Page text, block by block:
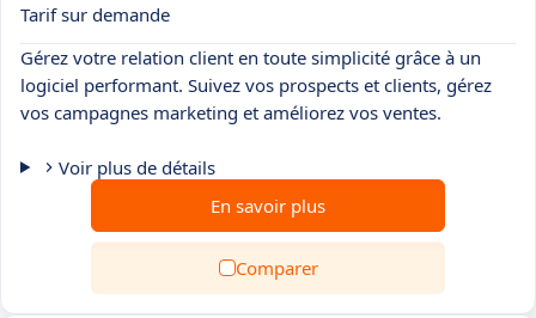
Tarif sur demande
Gérez votre relation client en toute simplicité grâce à un
logiciel performant. Suivez vos prospects et clients, gérez
vos campagnes marketing et améliorez vos ventes.
Voir plus de détails
En savoir plus
Comparer